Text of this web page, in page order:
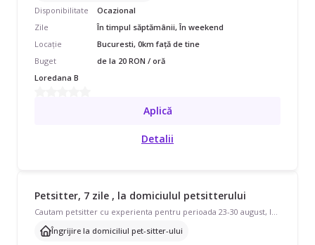
Disponibilitate
Ocazional
Zile
În timpul săptămânii, În weekend
Locație
Bucuresti, 0km față de tine
Buget
de la 20 RON / oră
Loredana B
Aplică
Detalii
Petsitter, 7 zile , la domiciulul petsitterului
Îngrijire la domiciliul pet-sitter-ului